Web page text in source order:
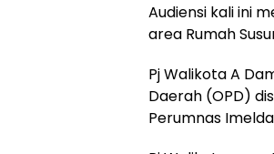
Audiensi kali ini
area Rumah
Pj Walikota A
Daerah (OPD)
Perumnas